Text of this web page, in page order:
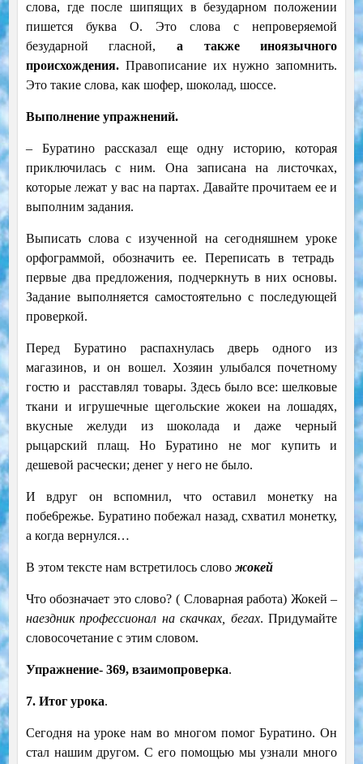
слова, где после шипящих в безударном положении
пишется буква О. Это слова с непроверяемой
безударной гласной, а также иноязычного
происхождения. Правописание их нужно запомнить.
Это такие слова, как шофер, шоколад, шоссе.
Выполнение упражнений.
– Буратино рассказал еще одну историю, которая
приключилась с ним. Она записана на листочках,
которые лежат у вас на партах. Давайте прочитаем ее и
выполним задания.
Выписать слова с изученной на сегодняшнем уроке
орфограммой, обозначить ее. Переписать в тетрадь
первые два предложения, подчеркнуть в них основы.
Задание выполняется самостоятельно с последующей
проверкой.
Перед Буратино распахнулась дверь одного из
магазинов, и он вошел. Хозяин улыбался почетному
гостю и расставлял товары. Здесь было все: шелковые
ткани и игрушечные щегольские жокеи на лошадях,
вкусные желуди из шоколада и даже черный
рыцарский плащ. Но Буратино не мог купить и
дешевой расчески; денег у него не было.
И вдруг он вспомнил, что оставил монетку на
побе6режье. Буратино побежал назад, схватил монетку,
а когда вернулся…
В этом тексте нам встретилось слово жокей
Что обозначает это слово? ( Словарная работа) Жокей–
наездник профессионал на скачках, бегах. Придумайте
словосочетание с этим словом.
Упражнение- 369, взаимопроверка.
7. Итог урока.
Сегодня на уроке нам во многом помог Буратино. Он
стал нашим другом. С его помощью мы узнали много